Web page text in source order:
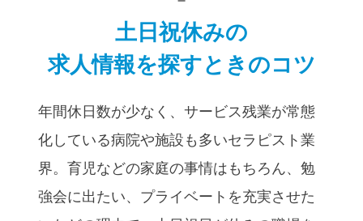
⼟⽇祝休みの
求⼈情報を探すときのコツ
年間休⽇数が少なく、サービス残業が常態
化している病院や施設も多いセラピスト業
界。育児などの家庭の事情はもちろん、勉
強会に出たい、プライベートを充実させた